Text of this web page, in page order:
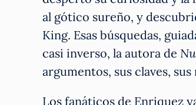
al gótico sureño, y
King. Esas búsquedas,
casi inverso, la autora de
argumentos, sus claves,
Los fanáticos de Enriquez